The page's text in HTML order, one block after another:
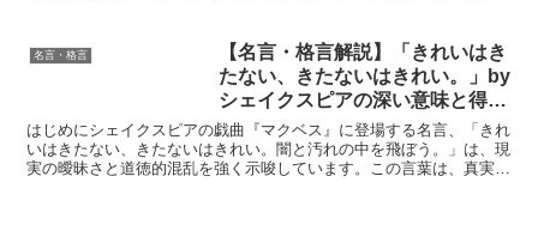
名言・格言
【名言・格言解説】「きれいはき
たない、きたないはきれい。」by
シェイクスピアの深い意味と得ら
れる教訓
はじめにシェイクスピアの戯曲『マクベス』に登場する名言、「きれ
いはきたない、きたないはきれい。闇と汚れの中を飛ぼう。」は、現
実の曖昧さと道徳的混乱を強く示唆しています。この言葉は、真実と